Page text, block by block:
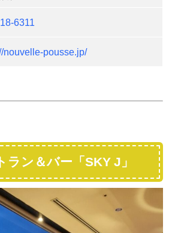
6311
nouvelle-pousse.jp/
ン＆バー「SKY J」